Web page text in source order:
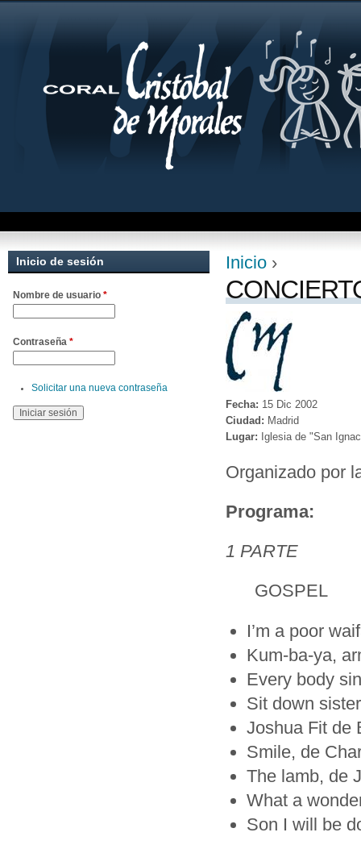
Se encuentra
Inicio ›
Fecha: 15 Dic 2002
Ciudad: Madrid
Lugar: Iglesia de "San
Organizado por
Programa:
1 PARTE
GOSPEL
I’m a poor
Kum-ba-ya,
Every body
Sit down
Joshua Fit de
Smile, de
The lamb, de
What a
Son I will be
Inicio de sesión
Nombre de usuario *
Contraseña *
Solicitar una nueva contraseña